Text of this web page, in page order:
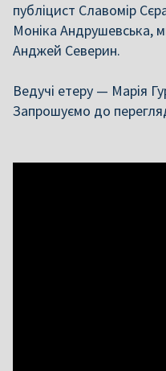
публіцист Славомір
Моніка Андрушевська,
Анджей Северин.
Ведучі етеру — Марія
Запрошуємо до